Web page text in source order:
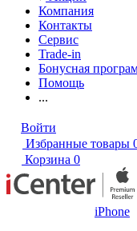
Компания
Контакты
Сервис
Trade-in
Бонусная
Помощь
...
Войти
Избранные товары
Корзина 0
iPhone